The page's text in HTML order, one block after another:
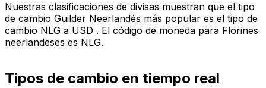
Nuestras clasificaciones de divisas muestran que el tipo
de cambio Guilder Neerlandés más popular es el tipo de
cambio NLG a USD . El código de moneda para Florines
neerlandeses es NLG.
Tipos de cambio en tiempo real